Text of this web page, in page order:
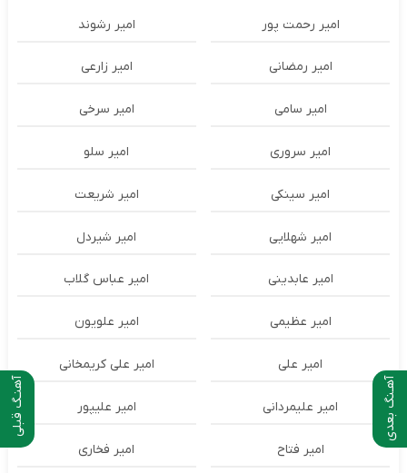
آهنـگ قبلی آهـنگ بعدی
امیر رحمت پور امیر رشوند
امیر رمضانی امیر زارعی
امیر سامی امیر سرخی
امیر سروری امیر سلو
امیر سینکی امیر شریعت
امیر شهلایی امیر شیردل
امیر عابدینی امیر عباس گلاب
امیر عظیمی امیر علویون
امیر علی امیر علی کریمخانی
امیر علیمردانی امیر علیپور
امیر فتاح امیر فخاری